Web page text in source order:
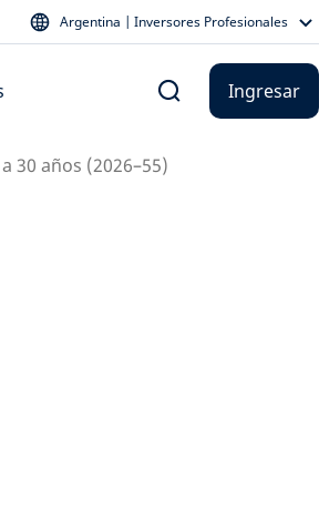
Argentina | Inversores Profesionales
Ingresar
30 años (2026–55)